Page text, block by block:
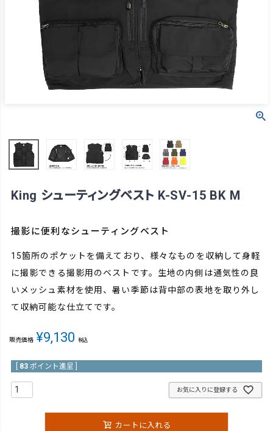
King シューティングベスト K-SV-15 BK M
撮影に便利なシューティングベスト
15箇所のポケットを備えており、様々なものを収納して身軽
に撮影できる撮影用のベストです。生地の内側は通気性の良
いメッシュ素材を使用、暑い季節は背中部の表地を取り外し
て収納可能な仕立てです。
販売価格 ¥9,130 税込
83 ポイント進呈 ]
お気に入りに登録する
カートに入れる